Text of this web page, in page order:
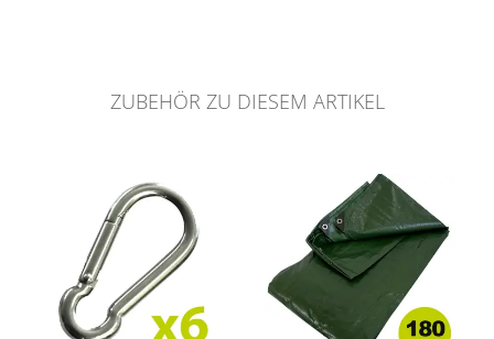
ZUBEHÖR ZU DIESEM ARTIKEL